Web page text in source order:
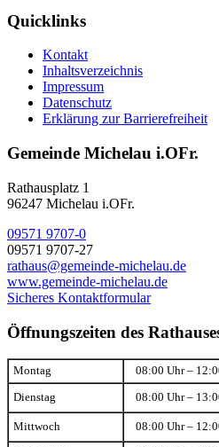
Quicklinks
Kontakt
Inhaltsverzeichnis
Impressum
Datenschutz
Erklärung zur Barrierefreiheit
Gemeinde Michelau i.OFr.
Rathausplatz 1
96247 Michelau i.OFr.
09571 9707-0
09571 9707-27
rathaus@gemeinde-michelau.de
www.gemeinde-michelau.de
Sicheres Kontaktformular
Öffnungszeiten des
Montag 08:00 Uhr –
Dienstag 08:00 Uhr –
Mittwoch 08:00 Uhr –